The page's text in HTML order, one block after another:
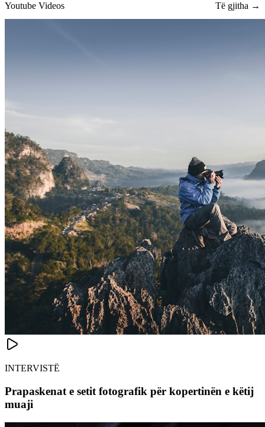
Youtube Videos Të gjitha →
INTERVISTË
Prapaskenat e setit fotografik për kopertinën e këtij
muaji